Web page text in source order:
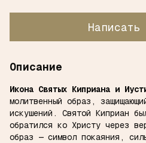
Написать
Описание
Икона Святых Киприана и
молитвенный образ,
искушений. Святой Киприан
обратился ко Христу через
образ — символ покаяния,